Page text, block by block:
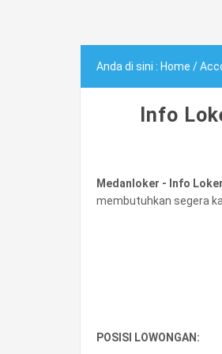
Anda di sini : Home /
Info
Medanloker - Info
membutuhkan segera
POSISI LOWONGAN: